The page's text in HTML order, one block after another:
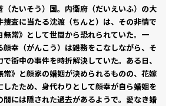
（たいそう）国。内衛府（だいえいふ）の大
捜査に当たる沈渡（ちんと）は、その非情で
常》として世間から恐れられていた。一
幸（がんこう）は雑務をこなしながら、そ
街中の事件を時折解決していた。ある日、
常》と顔家の婚姻が決められるものの、花嫁
たため、身代わりとして顔幸が自ら婚姻を
には隠された過去があるようで――。愛なき婚